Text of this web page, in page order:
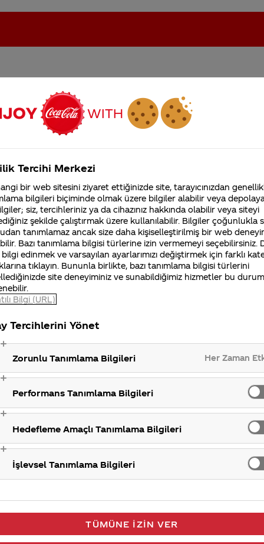
Cola'nın Filistin'de fabr... Coca-Cola’yı kim buldu?
?
ile tüketime hazır bir gıda ürünüdür.
bir beslenme ve fiziksel aktivite düzeni içinde
Merak Ettim sitemizi ziyaret ettiğiniz için teşekkür
Coca-Cola Şirketi
merak ettikleriniz.
Fabrikalarımız,
sertifikalarımız, faaliyet
gösterdiğimiz ülkeler,
tarihçemiz ve daha
Tercihi Merkezi
bir web sitesini ziyaret ettiğinizde site, tarayıcınızdan
bilgileri biçiminde olmak üzere bilgiler alabilir veya
siz, tercihleriniz ya da cihazınız hakkında olabilir veya siteyi
şekilde çalıştırmak üzere kullanılabilir. Bilgiler çoğunlukla
tanımlamaz ancak size daha kişiselleştirilmiş bir web
Bazı tanımlama bilgisi türlerine izin vermemeyi seçebilirsiniz.
edinmek ve varsayılan ayarlarımızı değiştirmek için farklı
tıklayın. Bununla birlikte, bazı tanımlama bilgisi türlerini
site deneyiminiz ve sunabildiğimiz hizmetler bu
Bilgi (URL)
Tercihlerini Yönet
Zorunlu Tanımlama Bilgileri Her Zaman
Performans Tanımlama Bilgileri
Hedefleme Amaçlı Tanımlama Bilgileri
İşlevsel Tanımlama Bilgileri
TÜMÜNE İZIN VER